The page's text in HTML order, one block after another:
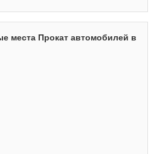
места Прокат автомобилей в